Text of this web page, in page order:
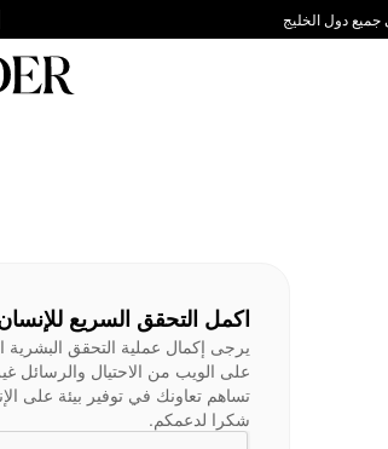
اكمل التحقق السريع
يرجى إكمال عملية التحقق البشرية
على الويب من الاحتيال والرسائل
تساهم تعاونك في توفير بيئة على
شكرا لدعمكم.